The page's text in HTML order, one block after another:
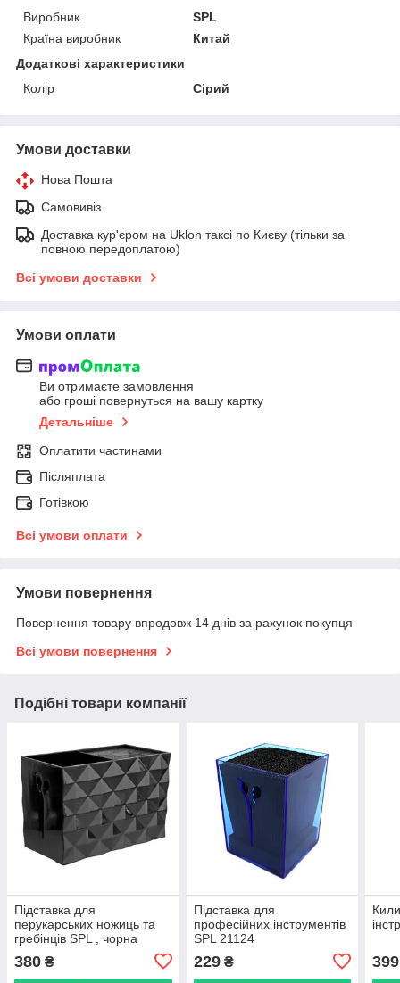
Виробник
SPL
Країна виробник
Китай
Додаткові характеристики
Колір
Сірий
Умови доставки
Нова Пошта
Самовивіз
Доставка кур'єром на Uklon таксі по Києву (тільки за
повною передоплатою)
Всі умови доставки
Умови оплати
Ви отримаєте замовлення
або гроші повернуться на вашу картку
Детальніше
Оплатити частинами
Післяплата
Готівкою
Всі умови оплати
Умови повернення
Повернення товару впродовж 14 днів за рахунок покупця
Всі умови повернення
Подібні товари компанії
Підставка для
перукарських ножиць та
гребінців SPL , чорна
380 ₴
Підставка для
професійних інструментів
SPL 21124
229₴ 399